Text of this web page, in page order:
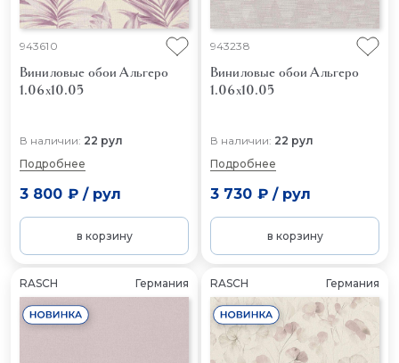
943610
Виниловые обои Альгеро
1.06x10.05
В наличии: 22 рул
Подробнее
3 800 ₽/ рул
в корзину
943238
Виниловые обои Альгеро
1.06x10.05
В наличии: 22 рул
Подробнее
3 730 ₽/ рул
в корзину
RASCH Германия RASCH Германия